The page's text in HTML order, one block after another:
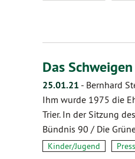
Das
25.01.21 - Bernhard
Ihm wurde 1975 die
Trier. In der Sitzung
Bündnis 90 / Die
Kinder/Jugend